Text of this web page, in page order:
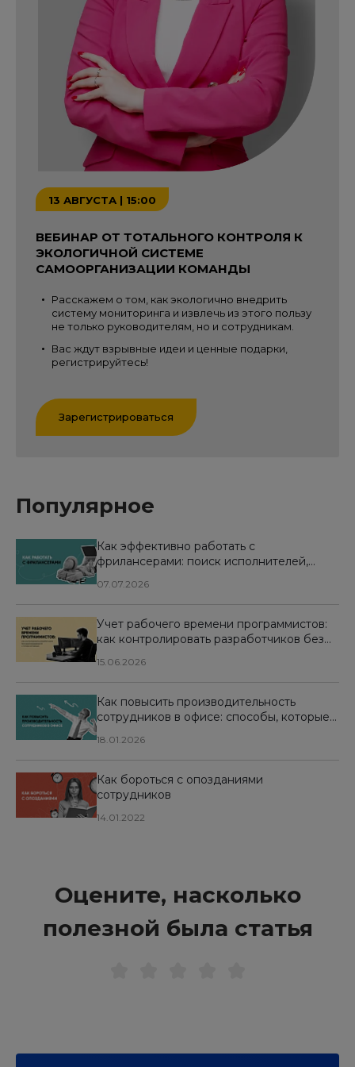
13 АВГУСТА | 15:00
ВЕБИНАР ОТ ТОТАЛЬНОГО КОНТРОЛЯ К
ЭКОЛОГИЧНОЙ СИСТЕМЕ
САМООРГАНИЗАЦИИ КОМАНДЫ
Расскажем о том, как экологично внедрить
систему мониторинга и извлечь из этого пользу
не только руководителям, но и сотрудникам.
Вас ждут взрывные идеи и ценные подарки,
регистрируйтесь!
Зарегистрироваться
Популярное
Как эффективно работать с
фрилансерами: поиск исполнителей,
оплаты и контроля
07.07.2026
Учет рабочего времени программистов:
как контролировать разработчиков без
15.06.2026
Как повысить производительность
сотрудников в офисе: способы, которые
18.01.2026
Как бороться с опозданиями
сотрудников
14.01.2022
Оцените, насколько
полезной была статья